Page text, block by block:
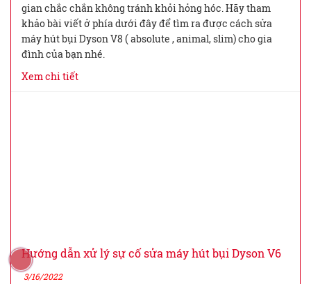
gian chắc chắn không tránh khỏi hỏng hóc. Hãy tham
khảo bài viết ở phía dưới đây để tìm ra được cách sửa
máy hút bụi Dyson V8 ( absolute , animal, slim) cho gia
đình của bạn nhé.
Xem chi tiết
Hướng dẫn xử lý sự cố sửa máy hút bụi Dyson V6
3/16/2022